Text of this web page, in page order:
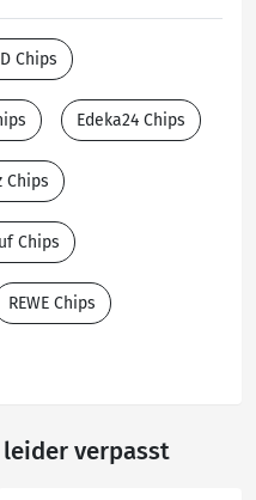
Chips
Edeka24 Chips
Chips
Chips
REWE Chips
verpasst